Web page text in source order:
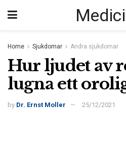
Home Sjukdomar Andra sjukdomar
Hur ljudet av
lugna ett
by Dr. Ernst Moller 25/12/2021